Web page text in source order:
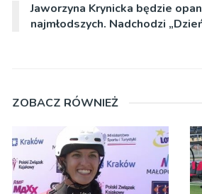
Jaworzyna Krynicka będzie
najmłodszych. Nadchodzi
ZOBACZ RÓWNIEŻ